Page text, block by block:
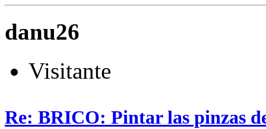
danu26
Visitante
Re: BRICO: Pintar las pinzas